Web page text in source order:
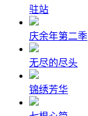
驻站
庆余年第二季
无尽的尽头
锦绣芳华